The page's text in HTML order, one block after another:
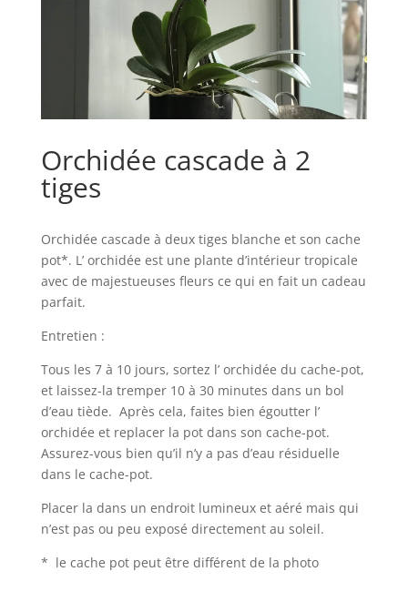
Orchidée cascade à 2
tiges
Orchidée cascade à deux tiges blanche et son cache
pot*. L’ orchidée est une plante d’intérieur tropicale
avec de majestueuses fleurs ce qui en fait un cadeau
parfait.
Entretien :
Tous les 7 à 10 jours, sortez l’ orchidée du cache-pot,
et laissez-la tremper 10 à 30 minutes dans un bol
d’eau tiède. Après cela, faites bien égoutter l’
orchidée et replacer la pot dans son cache-pot.
Assurez-vous bien qu’il n’y a pas d’eau résiduelle
dans le cache-pot.
Placer la dans un endroit lumineux et aéré mais qui
n’est pas ou peu exposé directement au soleil.
* le cache pot peut être différent de la photo